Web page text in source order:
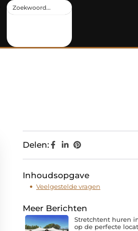
Delen:
Inhoudsopgave
Veelgestelde vragen
Meer Berichten
Stretchtent huren
op de perfecte